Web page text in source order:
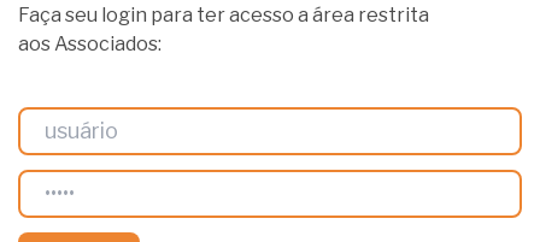
Faça seu login para ter acesso a área restrita
aos Associados: